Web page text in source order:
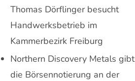
Thomas Dörflinger besucht
Handwerksbetrieb im
Kammerbezirk Freiburg
Northern Discovery Metals gibt
die Börsennotierung an der